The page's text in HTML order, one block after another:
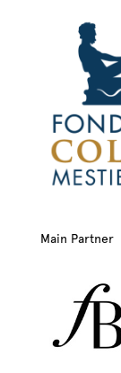
Main Partner